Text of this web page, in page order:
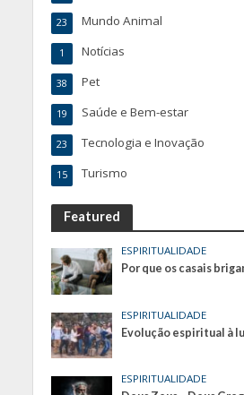
Mundo Animal
23
Notícias
1
Pet
38
Saúde e Bem-estar
19
Tecnologia e Inovação
23
Turismo
15
Featured
ESPIRITUALIDADE
Por que os casais
ESPIRITUALIDADE
Evolução espiritual à
ESPIRITUALIDADE